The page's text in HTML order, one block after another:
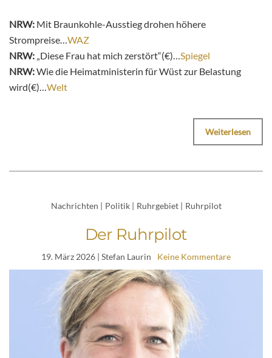
NRW: Mit Braunkohle-Ausstieg drohen höhere
Strompreise…WAZ
NRW: „Diese Frau hat mich zerstört“(€)…Spiegel
NRW:Wie die Heimatministerin für Wüst zur Belastung
wird(€)…Welt
Weiterlesen
Nachrichten | Politik | Ruhrgebiet | Ruhrpilot
Der Ruhrpilot
19. März 2026 | Stefan Laurin Keine Kommentare